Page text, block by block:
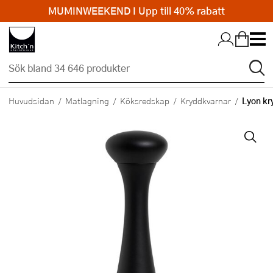
Hopp till huvudinnehållet
Huvudsidan Matlagning Köksredskap Kryddkvarnar Lyon
MUMINWEEKEND I Upp till 40% rabatt